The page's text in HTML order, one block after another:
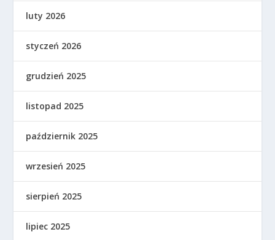
luty 2026
styczeń 2026
grudzień 2025
listopad 2025
październik 2025
wrzesień 2025
sierpień 2025
lipiec 2025